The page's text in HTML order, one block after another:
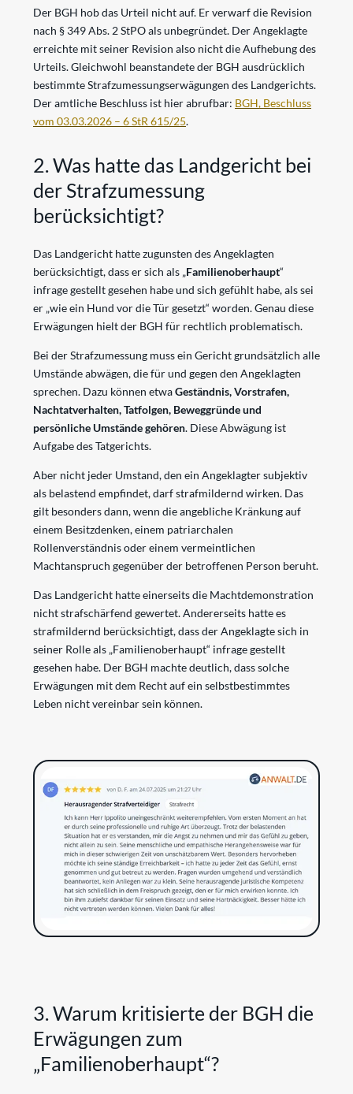
Der BGH hob das Urteil nicht auf. Er verwarf die Revision
nach § 349 Abs. 2 StPO als unbegründet. Der Angeklagte
erreichte mit seiner Revision also nicht die Aufhebung des
Urteils. Gleichwohl beanstandete der BGH ausdrücklich
bestimmte Strafzumessungserwägungen des Landgerichts.
Der amtliche Beschluss ist hier abrufbar: BGH, Beschluss
vom 03.03.2026 – 6 StR 615/25.
2. Was hatte das Landgericht bei
der Strafzumessung
berücksichtigt?
Das Landgericht hatte zugunsten des Angeklagten
berücksichtigt, dass er sich als „Familienoberhaupt“
infrage gestellt gesehen habe und sich gefühlt habe, als sei
er „wie ein Hund vor die Tür gesetzt“ worden. Genau diese
Erwägungen hielt der BGH für rechtlich problematisch.
Bei der Strafzumessung muss ein Gericht grundsätzlich alle
Umstände abwägen, die für und gegen den Angeklagten
sprechen. Dazu können etwaGeständnis, Vorstrafen,
Nachtatverhalten, Tatfolgen, Beweggründe und
persönliche Umstände gehören. Diese Abwägung ist
Aufgabe des Tatgerichts.
Aber nicht jeder Umstand, den ein Angeklagter subjektiv
als belastend empfindet, darf strafmildernd wirken. Das
gilt besonders dann, wenn die angebliche Kränkung auf
einem Besitzdenken, einem patriarchalen
Rollenverständnis oder einem vermeintlichen
Machtanspruch gegenüber der betroffenen Person beruht.
Das Landgericht hatte einerseits die Machtdemonstration
nicht strafschärfend gewertet. Andererseits hatte es
strafmildernd berücksichtigt, dass der Angeklagte sich in
seiner Rolle als „Familienoberhaupt“ infrage gestellt
gesehen habe. Der BGH machte deutlich, dass solche
Erwägungen mit dem Recht auf ein selbstbestimmtes
Leben nicht vereinbar sein können.
3. Warum kritisierte der BGH die
Erwägungen zum
„Familienoberhaupt“?